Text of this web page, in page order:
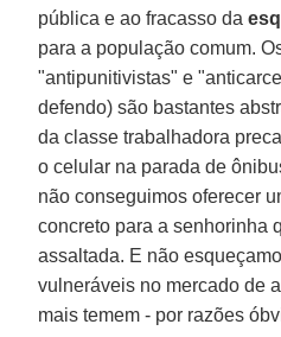
pública e ao fracasso da
para a população comum.
"antipunitivistas" e
defendo) são bastantes
da classe trabalhadora
o celular na parada de
não conseguimos oferecer
concreto para a senhorinha
assaltada. E não
vulneráveis no mercado de
mais temem - por razões